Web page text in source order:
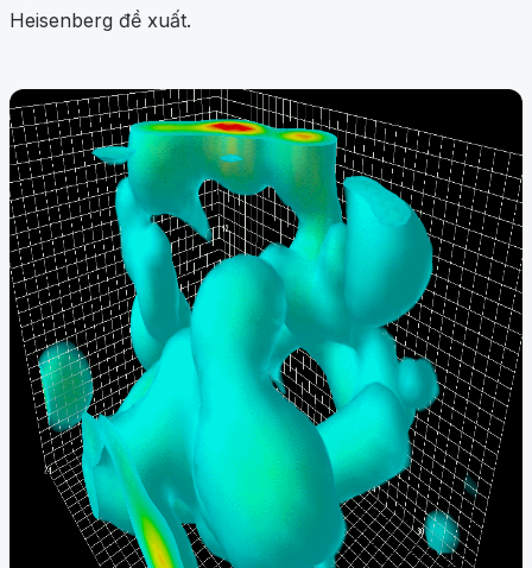
Heisenberg đề xuất.